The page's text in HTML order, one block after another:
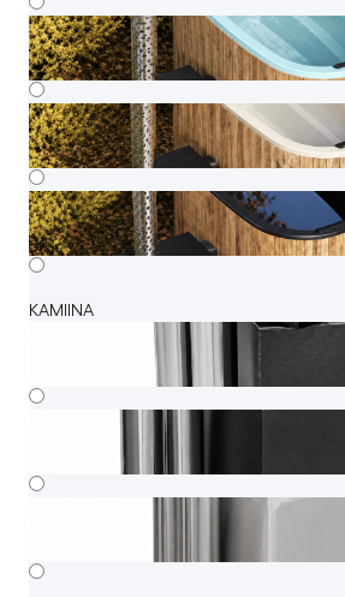
KAMIINA